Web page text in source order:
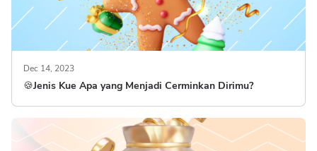
Dec 14, 2023
🍪Jenis Kue Apa yang Menjadi Cerminkan Dirimu?